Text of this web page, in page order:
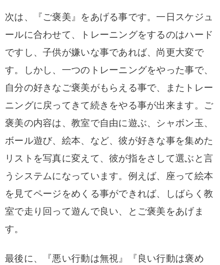
次は、『ご褒美』をあげる事です。一日スケジュ
ールに合わせて、トレーニングをするのはハード
ですし、子供が嫌いな事であれば、尚更大変で
す。しかし、一つのトレーニングをやった事で、
自分の好きなご褒美がもらえる事で、またトレー
ニングに戻ってきて続きをやる事が出来ます。ご
褒美の内容は、教室で自由に遊ぶ、シャボン玉、
ボール遊び、絵本、など、彼が好きな事を集めた
リストを写真に変えて、彼が指をさして選ぶと言
うシステムになっています。例えば、座って絵本
を見てページをめくる事ができれば、しばらく教
室で走り回って遊んで良い、とご褒美をあげま
す。
最後に、『悪い行動は無視』『良い行動は褒め